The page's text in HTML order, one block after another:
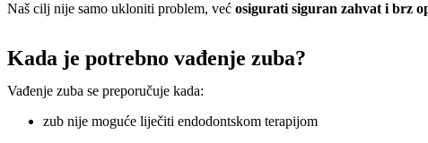
Naš cilj nije samo ukloniti problem, već osigurati siguran zahvat i brz
Kada je potrebno vađenje zuba?
Vađenje zuba se preporučuje kada:
zub nije moguće liječiti endodontskom terapijom